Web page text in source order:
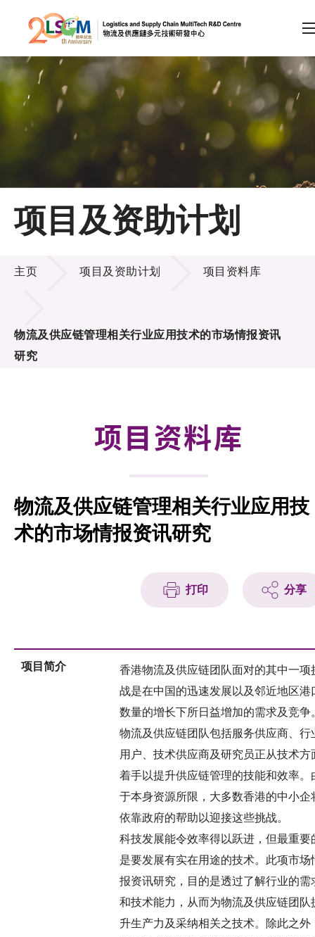
跳到内容（按回车键）
会员登录
A A EN 繁 简
主页
关于LSCM
技术商品化
合作计划
征求研发项目计划书
项目伙伴
活动及消息
项目及资助计划
项目及资助计划
主页 项目及资助计划 项目资料库
物流及供应链管理相关行业应用技术的市场情报资讯
研究
项目资料库
物流及供应链管理相关行业应用技
术的市场情报资讯研究
打印 分享
项目简介
香港物流及供应链团队面对的其中一项
战是在中国的迅速发展以及邻近地区港
数量的增长下所日益增加的需求及竞争
物流及供应链团队包括服务供应商、行
用户、技术供应商及研究员正从技术方
着手以提升供应链管理的技能和效率。
于本身资源所限，大多数香港的中小企
依靠政府的帮助以迎接这些挑战。
科技发展能令效率得以跃进，但最重要
是要发展有实在用途的技术。此项市场
报资讯研究，目的是透过了解行业的需
和技术能力，从而为物流及供应链团队
升生产力及采纳相关之技术。除此之外